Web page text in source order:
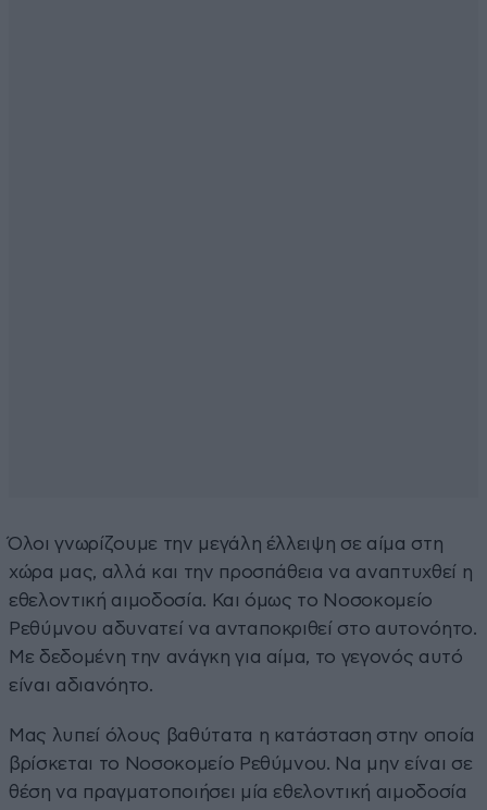
Όλοι γνωρίζουμε την μεγάλη έλλειψη σε αίμα στη
χώρα μας, αλλά και την προσπάθεια να αναπτυχθεί η
εθελοντική αιμοδοσία. Και όμως το Νοσοκομείο
Ρεθύμνου αδυνατεί να ανταποκριθεί στο αυτονόητο.
Με δεδομένη την ανάγκη για αίμα, το γεγονός αυτό
είναι αδιανόητο.
Μας λυπεί όλους βαθύτατα η κατάσταση στην οποία
βρίσκεται το Νοσοκομείο Ρεθύμνου. Να μην είναι σε
θέση να πραγματοποιήσει μία εθελοντική αιμοδοσία